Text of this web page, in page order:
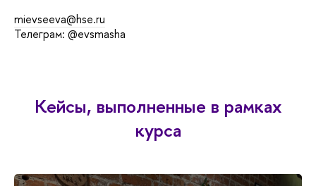
mievseeva@hse.ru
Телеграм: @evsmasha
Кейсы, выполненные в рамках
курса